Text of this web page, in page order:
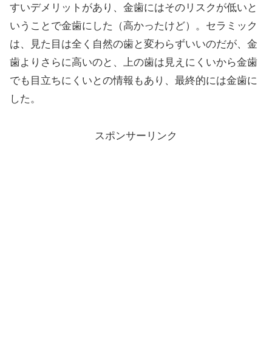
すいデメリットがあり、金歯にはそのリスクが低いと
いうことで金歯にした（高かったけど）。セラミック
は、見た目は全く自然の歯と変わらずいいのだが、金
歯よりさらに高いのと、上の歯は見えにくいから金歯
でも目立ちにくいとの情報もあり、最終的には金歯に
した。
スポンサーリンク